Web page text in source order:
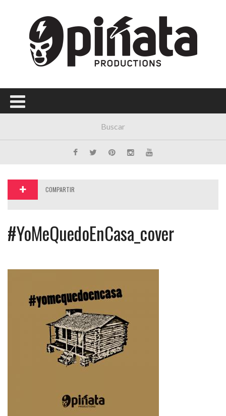
Menú Principal
PORTADA
CONCIERTOS
FESTIVALES
COMPARTIR
#YoMeQuedoEnCasa_cover